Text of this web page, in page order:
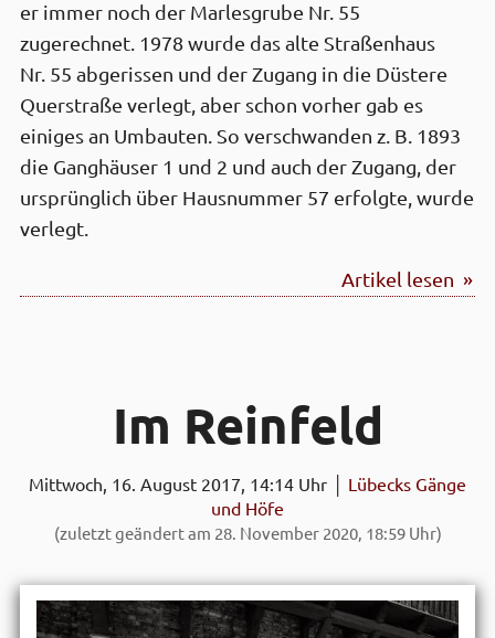
er immer noch der Marlesgrube Nr. 55
zugerechnet. 1978 wurde das alte Straßenhaus
Nr. 55 abgerissen und der Zugang in die Düstere
Querstraße verlegt, aber schon vorher gab es
einiges an Umbauten. So verschwanden z. B. 1893
die Ganghäuser 1 und 2 und auch der Zugang, der
ursprünglich über Hausnummer 57 erfolgte, wurde
verlegt.
Artikel lesen »
Im Rein­feld
Mittwoch, 16. August 2017, 14:14 Uhr │ Lübecks Gänge
und Höfe
(zuletzt geändert am 28. November 2020, 18:59 Uhr)